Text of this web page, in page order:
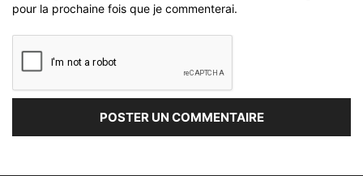
pour la prochaine fois que je commenterai.